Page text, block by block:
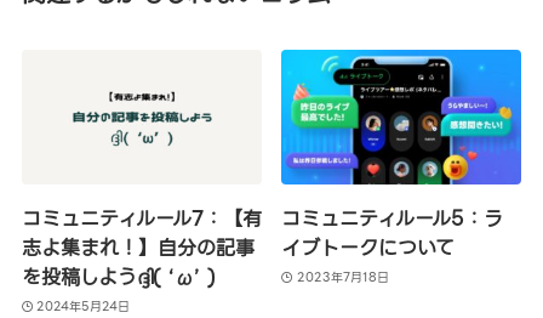
コミュニティルール7：【有
志よ集まれ！】自分の記事
を投稿しようദ്ദി( ‘ω’ )
2024年5月24日
コミュニティルール5：ラ
イブトークについて
2023年7月18日